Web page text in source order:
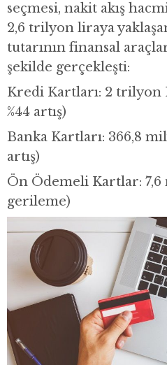
seçmesi, nakit akış
2,6 trilyon liraya
tutarının finansal
şekilde gerçekleşti:
Kredi Kartları: 2 trilyon
%44 artış)
Banka Kartları: 366,8
artış)
Ön Ödemeli Kartlar: 7,6
gerileme)